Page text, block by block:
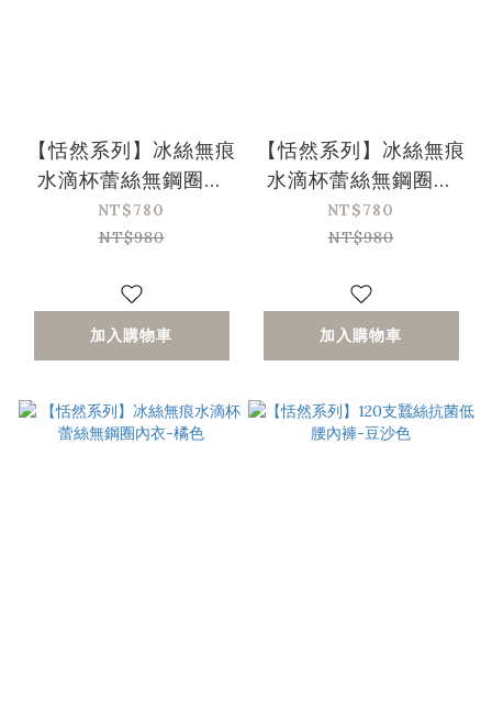
【恬然系列】冰絲無痕
水滴杯蕾絲無鋼圈內
衣-黑色
NT$780
NT$980
加入購物車
【恬然系列】冰絲無痕
水滴杯蕾絲無鋼圈內
衣-膚色
NT$780
NT$980
加入購物車